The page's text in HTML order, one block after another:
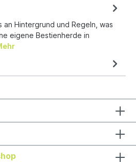
an Hintergrund und Regeln, was
eigene Bestienherde in